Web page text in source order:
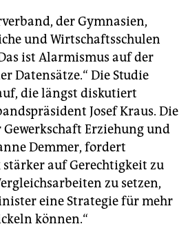
der Gymnasien,
und Wirtschaftsschulen
ist Alarmismus auf der
Datensätze.“ Die Studie
die längst diskutiert
Josef Kraus. Die
Erziehung und
Demmer, fordert
auf Gerechtigkeit zu
zu setzen,
eine Strategie für mehr
können.“